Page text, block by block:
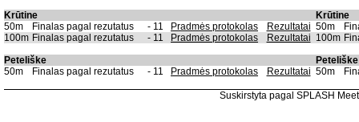
Krūtine
Krūtine
50m
Finalas pagal rezutatus - 11 Pradmės protokolas Rezultatai 50m
100m Finalas pagal rezutatus - 11 Pradmės protokolas Rezultatai 100m
Peteliške
Peteliške
50m
Finalas pagal rezutatus - 11 Pradmės protokolas Rezultatai 50m
Suskirstyta pagal SPLASH